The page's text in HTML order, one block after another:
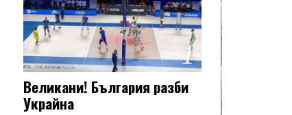
1
Великани! България разби
Украйна